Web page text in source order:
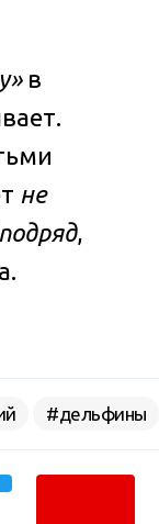
в
не
,
#дельфины